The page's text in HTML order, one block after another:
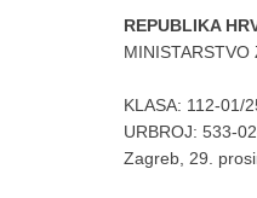
REPUBLIKA
MINISTARSTVO
KLASA: 112-01/
URBROJ: 533-
Zagreb, 29.